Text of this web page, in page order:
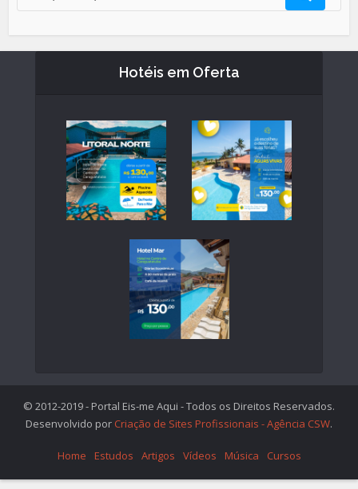
Hotéis em Oferta
© 2012-2019 - Portal Eis-me Aqui - Todos os Direitos Reservados.
Desenvolvido por Criação de Sites Profissionais - Agência CSW.
Home Estudos Artigos Vídeos Música Cursos